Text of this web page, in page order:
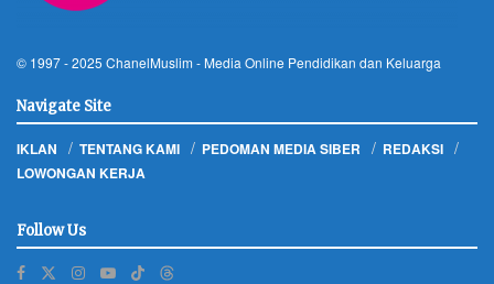
© 1997 - 2025 ChanelMuslim - Media Online Pendidikan dan Keluarga
Navigate Site
IKLAN TENTANG KAMI PEDOMAN MEDIA SIBER
REDAKSI
LOWONGAN KERJA
Follow Us